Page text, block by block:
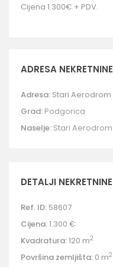
Cijena 1.300€ + PDV.
ADRESA NEKRETNINE
Adresa: Stari Aerodrom
Grad: Podgorica
Naselje: Stari Aerodrom
DETALJI NEKRETNINE
Ref. ID: 58607
Cijena:1.300 €
Kvadratura:120 m2
Površina zemljišta: 0 m2